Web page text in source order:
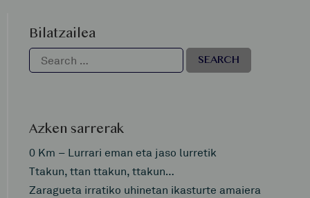
Bilatzailea
Azken sarrerak
0 Km – Lurrari eman eta jaso lurretik
Ttakun, ttan ttakun, ttakun…
Zaragueta irratiko uhinetan ikasturte amaiera